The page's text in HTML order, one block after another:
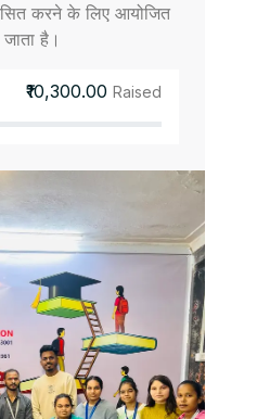
करने के लिए आयोजित
है।
₹10,300.00 Raised